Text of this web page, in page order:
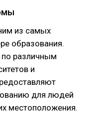
из самых
образования.
различным
и
для людей
местоположения.